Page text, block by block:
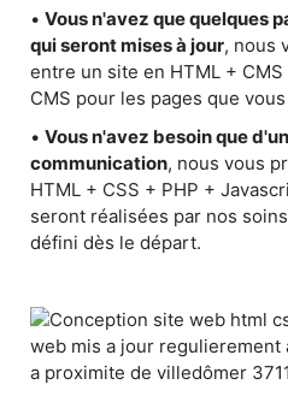
• Vous n'avez que quelques
qui seront mises à jour, nous
entre un site en HTML +
CMS pour les pages que
• Vous n'avez besoin que
communication, nous vous
HTML + CSS + PHP +
seront réalisées par nos
défini dès le départ.